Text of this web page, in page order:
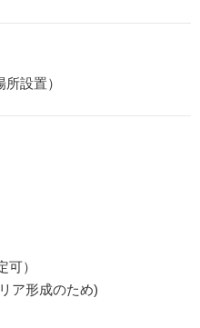
設置）
可）
ア形成のため)